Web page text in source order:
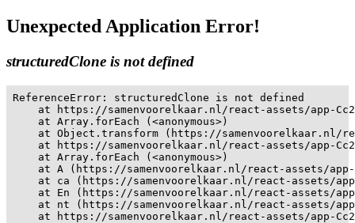
Unexpected Application Error!
structuredClone is not defined
ReferenceError: structuredClone is not defined
at https://samenvoorelkaar.nl/react-assets/app-
    at Array.forEach (<anonymous>)
at Object.transform (https://samenvoorelkaar.nl/
at https://samenvoorelkaar.nl/react-assets/app-
    at Array.forEach (<anonymous>)
at A (https://samenvoorelkaar.nl/react-assets/
at ca (https://samenvoorelkaar.nl/react-assets/
at En (https://samenvoorelkaar.nl/react-assets/
at nt (https://samenvoorelkaar.nl/react-assets/
at https://samenvoorelkaar.nl/react-assets/app-